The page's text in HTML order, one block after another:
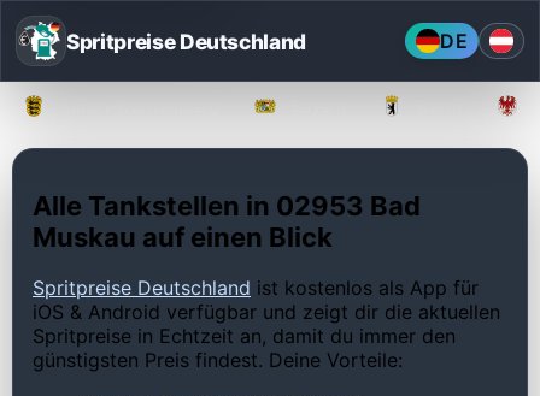
Spritpreise Deutschland DE
Alle Tankstellen in 02953 Bad
Muskau auf einen Blick
Spritpreise Deutschland ist kostenlos als App für
iOS & Android verfügbar und zeigt dir die aktuellen
Spritpreise in Echtzeit an, damit du immer den
günstigsten Preis findest. Deine Vorteile: